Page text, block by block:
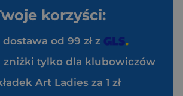
korzyści:
od 99 zł z
zniżki tylko dla klubowiczów
Art Ladies za 1 zł